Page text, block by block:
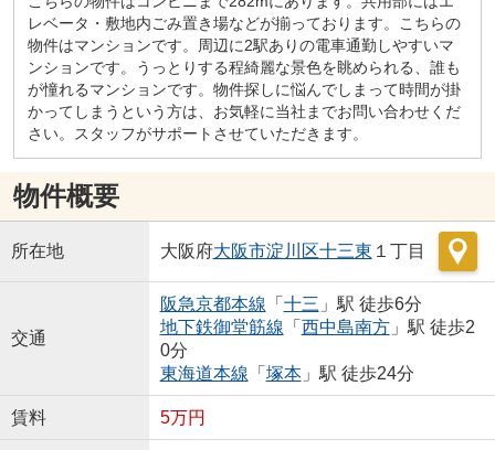
レベータ・敷地内ごみ置き場などが揃っております。こちらの
物件はマンションです。周辺に2駅ありの電車通勤しやすいマ
ンションです。うっとりする程綺麗な景色を眺められる、誰も
が憧れるマンションです。物件探しに悩んでしまって時間が掛
かってしまうという方は、お気軽に当社までお問い合わせくだ
さい。スタッフがサポートさせていただきます。
物件概要
所在地 大阪府大阪市淀川区十三東 １丁目
交通
阪急京都本線 「 十三 」駅 徒歩6分
地下鉄御堂筋線 「 西中島南方」駅 徒歩2
0分
東海道本線 「 塚本」駅 徒歩24分
賃料 5万円